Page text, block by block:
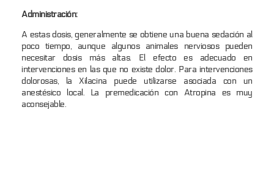
Administración:
A estas dosis, generalmente se obtiene una buena sedación al
poco tiempo, aunque algunos animales nerviosos pueden
necesitar dosis más altas. El efecto es adecuado en
intervenciones en las que no existe dolor. Para intervenciones
dolorosas, la Xilacina puede utilizarse asociada con un
anestésico local. La premedicación con Atropina es muy
aconsejable.